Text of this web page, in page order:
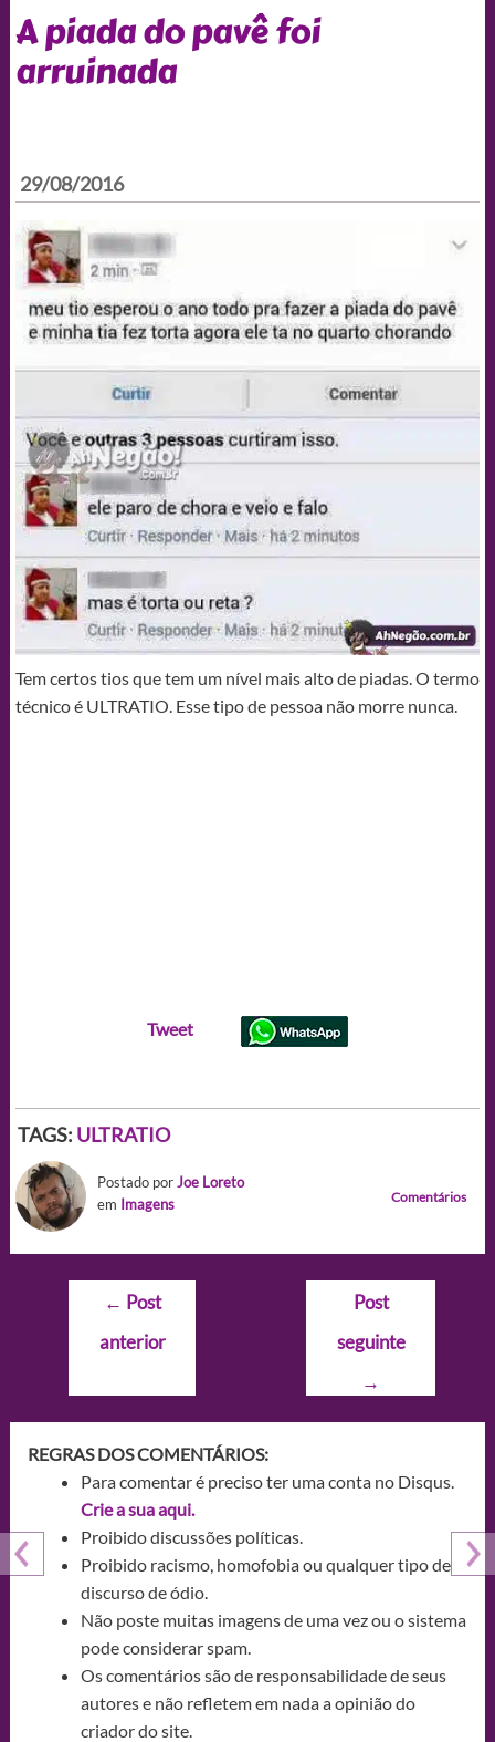
A piada do pavê foi
arruinada
29/08/2016
Tem certos tios que tem um nível mais alto de piadas. O termo
técnico é ULTRATIO. Esse tipo de pessoa não morre nunca.
Tweet
TAGS: ULTRATIO
Postado porJoe Loreto
em Imagens Comentários
Navegação
Post
← Post
anterior
Post
seguinte
→
REGRAS DOS COMENTÁRIOS:
Para comentar é preciso ter uma conta no Disqus.
Crie a sua aqui.
Proibido discussões políticas.
Proibido racismo, homofobia ou qualquer tipo de
discurso de ódio.
Não poste muitas imagens de uma vez ou o sistema
pode considerar spam.
Os comentários são de responsabilidade de seus
autores e não refletem em nada a opinião do
criador do site.